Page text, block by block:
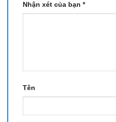
Nhận xét của bạn *
Tên